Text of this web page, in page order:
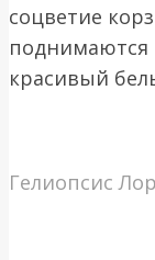
соцветие
поднимаются
красивый
Гелиопсис